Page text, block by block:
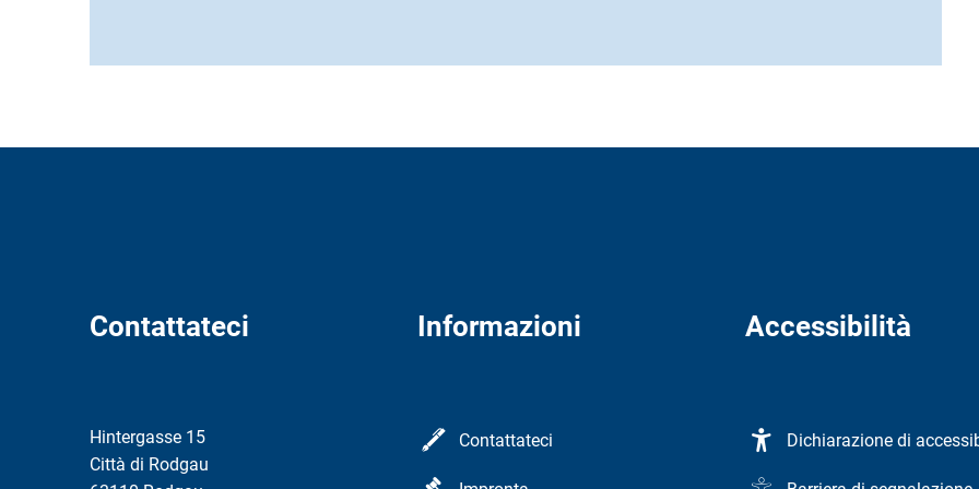
Contattateci
Hintergasse 15
Città di Rodgau
Informazioni
Contattateci
Accessibilità
Dichiarazione di